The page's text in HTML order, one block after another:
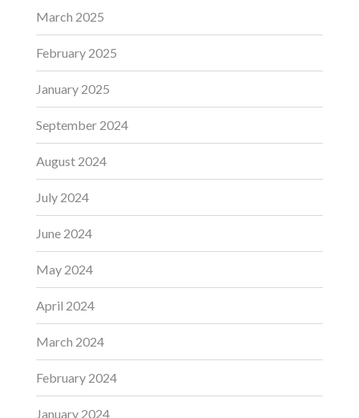
March 2025
February 2025
January 2025
September 2024
August 2024
July 2024
June 2024
May 2024
April 2024
March 2024
February 2024
January 2024